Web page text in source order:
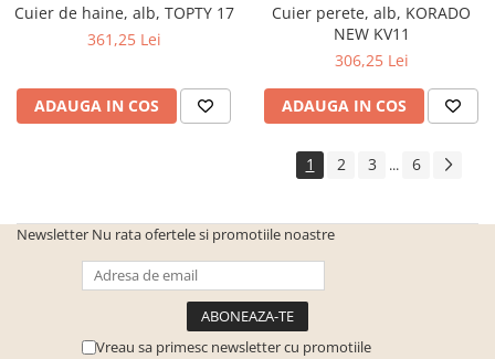
Cuier de haine, alb, TOPTY 17
361,25 Lei
ADAUGA IN COS
Cuier perete, alb, KORADO
NEW KV11
306,25 Lei
ADAUGA IN COS
1 2 3 ... 6
Newsletter Nu rata ofertele si promotiile noastre
Vreau sa primesc newsletter cu promotiile